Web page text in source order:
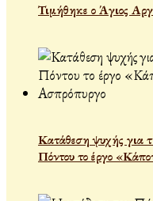
Τιμήθηκε ο Άγιος
Κατάθεση ψυχής για
Πόντου το έργο